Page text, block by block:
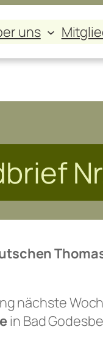
uns
nächste
in Bad